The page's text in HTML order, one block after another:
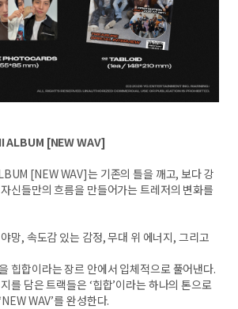
ALBUM [NEW WAV]
[NEW WAV]는 기존의 틀을 깨고, 보다 강
신들만의 흐름을 만들어가는 트레저의 변화를
망, 속도감 있는 감정, 무대 위 에너지, 그리고
힙합이라는 장르 안에서 입체적으로 풀어낸다.
를 담은 트랙들은 ‘힙합’이라는 하나의 톤으로
WAV’를 완성한다.